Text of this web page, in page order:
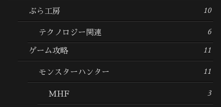
ぶら工房 10
テクノロジー関連 6
ゲーム攻略 11
モンスターハンター 11
MHF 3